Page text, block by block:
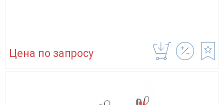
Цена по запросу